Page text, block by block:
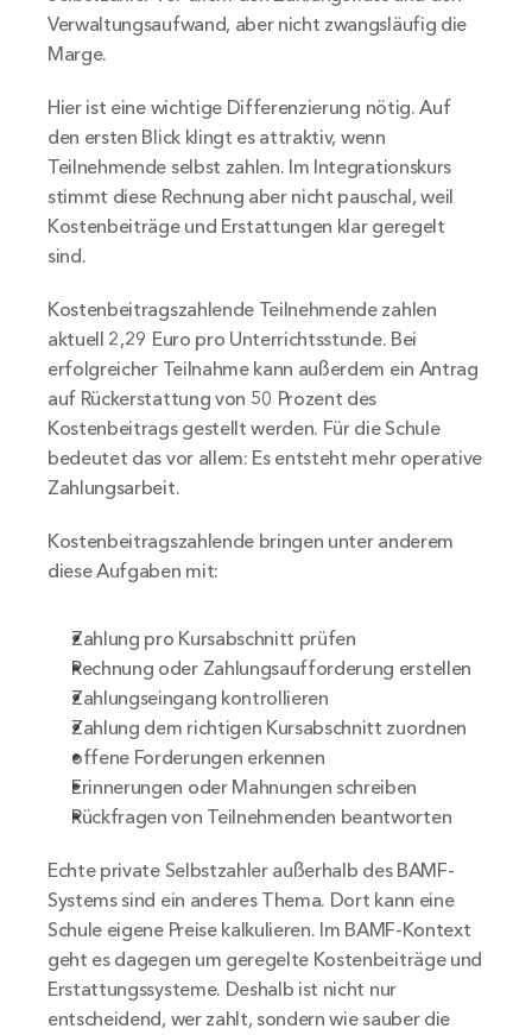
Verwaltungsaufwand, aber nicht zwangsläufig die
Marge.
Hier ist eine wichtige Differenzierung nötig. Auf
den ersten Blick klingt es attraktiv, wenn
Teilnehmende selbst zahlen. Im Integrationskurs
stimmt diese Rechnung aber nicht pauschal, weil
Kostenbeiträge und Erstattungen klar geregelt
sind.
Kostenbeitragszahlende Teilnehmende zahlen
aktuell 2,29 Euro pro Unterrichtsstunde. Bei
erfolgreicher Teilnahme kann außerdem ein Antrag
auf Rückerstattung von 50 Prozent des
Kostenbeitrags gestellt werden. Für die Schule
bedeutet das vor allem: Es entsteht mehr operative
Zahlungsarbeit.
Kostenbeitragszahlende bringen unter anderem
diese Aufgaben mit:
Zahlung pro Kursabschnitt prüfen
Rechnung oder Zahlungsaufforderung erstellen
Zahlungseingang kontrollieren
Zahlung dem richtigen Kursabschnitt zuordnen
offene Forderungen erkennen
Erinnerungen oder Mahnungen schreiben
Rückfragen von Teilnehmenden beantworten
Echte private Selbstzahler außerhalb des BAMF-
Systems sind ein anderes Thema. Dort kann eine
Schule eigene Preise kalkulieren. Im BAMF-Kontext
geht es dagegen um geregelte Kostenbeiträge und
Erstattungssysteme. Deshalb ist nicht nur
entscheidend, wer zahlt, sondern wie sauber die